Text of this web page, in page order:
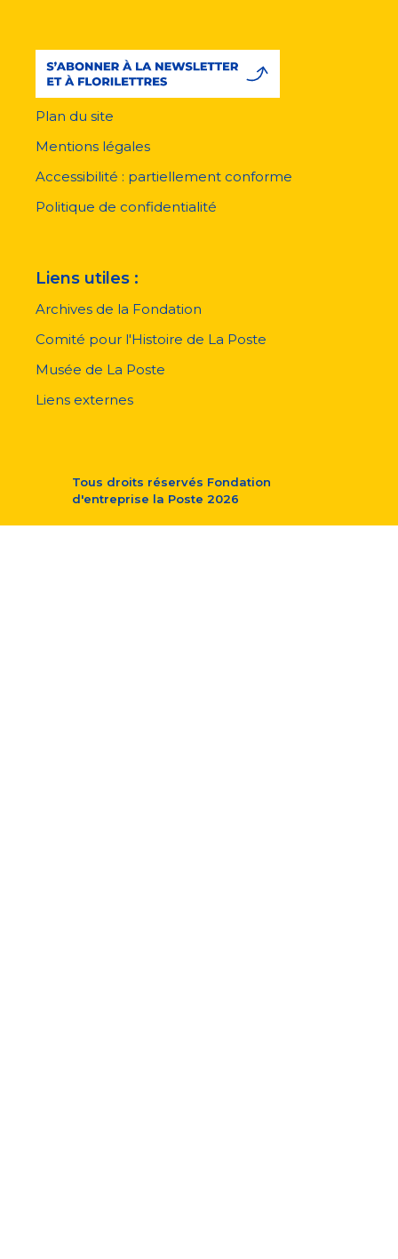
pied
page
Plan du site
Mentions légales
Accessibilité : partiellement conforme
Politique de confidentialité
Liens utiles :
Archives de la Fondation
Comité pour l'Histoire de La Poste
Musée de La Poste
Liens externes
Tous droits réservés Fondation
d'entreprise la Poste 2026